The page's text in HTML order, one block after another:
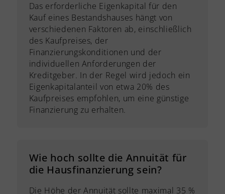
Das erforderliche Eigenkapital für den
Kauf eines Bestandshauses hängt von
verschiedenen Faktoren ab, einschließlich
des Kaufpreises, der
Finanzierungskonditionen und der
individuellen Anforderungen der
Kreditgeber. In der Regel wird jedoch ein
Eigenkapitalanteil von etwa 20% des
Kaufpreises empfohlen, um eine günstige
Finanzierung zu erhalten.
Wie hoch sollte die Annuität für
die Hausfinanzierung sein?
Die Höhe der Annuität sollte maximal 35 %